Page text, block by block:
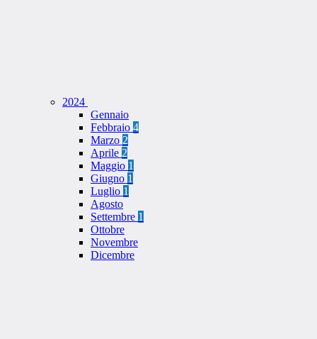
2024
Gennaio
Febbraio 4
Marzo 2
Aprile 2
Maggio 1
Giugno 1
Luglio 1
Agosto
Settembre 1
Ottobre
Novembre
Dicembre